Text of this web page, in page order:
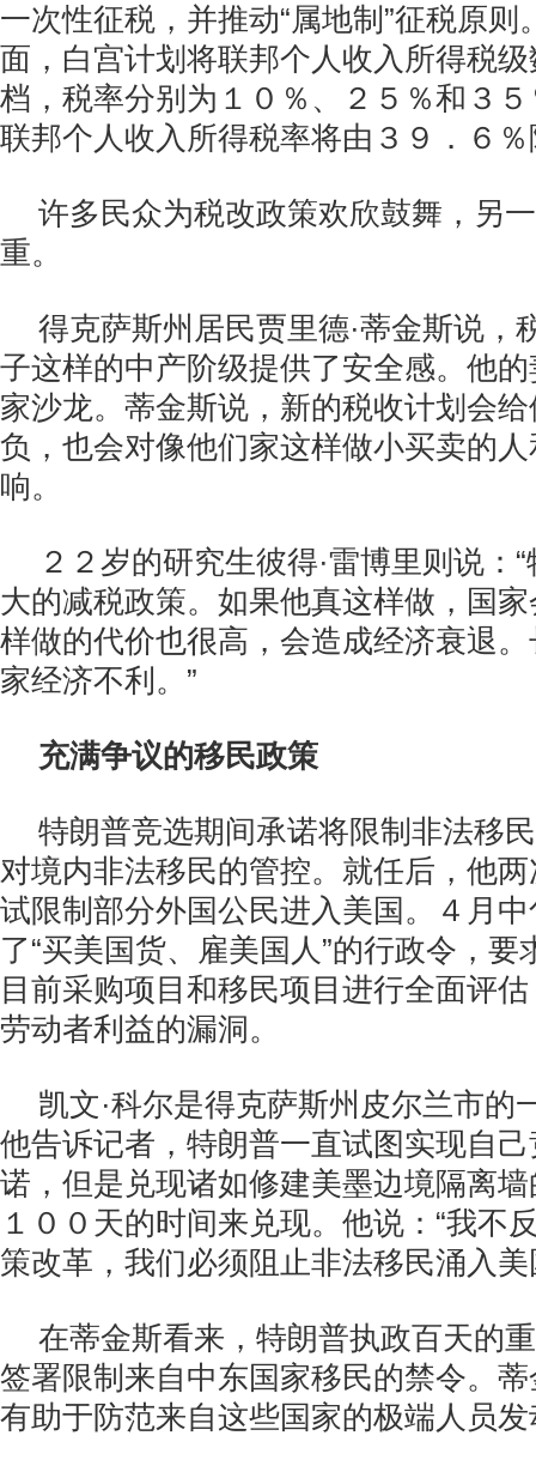
一次性征税，并推动“属地制”征税原则
面，白宫计划将联邦个人收入所得税
档，税率分别为１０％、２５％和３
联邦个人收入所得税率将由３９．６
许多民众为税改政策欢欣鼓舞，另
重。
得克萨斯州居民贾里德·蒂金斯说，
子这样的中产阶级提供了安全感。他
家沙龙。蒂金斯说，新的税收计划会
负，也会对像他们家这样做小买卖的
响。
２２岁的研究生彼得·雷博里则说：
大的减税政策。如果他真这样做，国
样做的代价也很高，会造成经济衰退
家经济不利。”
充满争议的移民政策
特朗普竞选期间承诺将限制非法移
对境内非法移民的管控。就任后，他
试限制部分外国公民进入美国。４月
了“买美国货、雇美国人”的行政令，
目前采购项目和移民项目进行全面评
劳动者利益的漏洞。
凯文·科尔是得克萨斯州皮尔兰市的
他告诉记者，特朗普一直试图实现自
诺，但是兑现诸如修建美墨边境隔离
１００天的时间来兑现。他说：“我不
策改革，我们必须阻止非法移民涌入美
在蒂金斯看来，特朗普执政百天的
签署限制来自中东国家移民的禁令。
有助于防范来自这些国家的极端人员